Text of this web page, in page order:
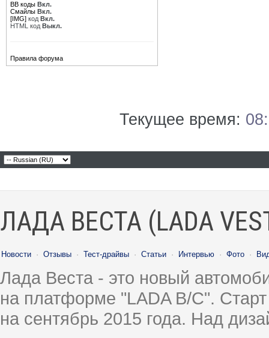
BB коды Вкл.
Смайлы Вкл.
[IMG] код Вкл.
HTML код Выкл.
Правила форума
Текущее время:
ЛАДА ВЕСТА (LADA
Новости · Отзывы · Тест-драйвы · Статьи · Интервью · Фото ·
Лада Веста - это новый
на платформе "LADA B/C".
на сентябрь 2015 года. Над